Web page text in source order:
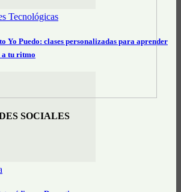
Tecnológicas
Yo Puedo: clases personalizadas para aprender
a tu ritmo
SOCIALES